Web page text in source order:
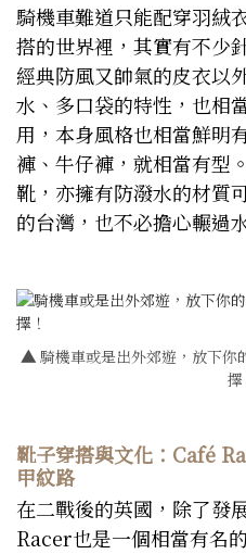
騎機車難道只能配穿羽絨
搭的世界裡，其實有不少
經典防風又帥氣的皮衣以
水、多口袋的特性，也相
用，本身風格也相當鮮明
褲、牛仔褲，就相當有型
靴，亦擁有防潑水的材質
的台灣，也不必擔心輾過
▲ 騎機車或是出外郊遊，放下你
擇
靴子穿搭與文化：Café
甲紋路
在二戰後的英國，除了發
Racer也是一個相當有名